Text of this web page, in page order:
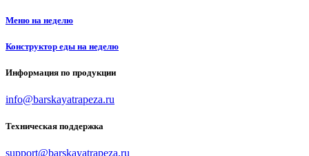
Меню на неделю
Конструктор еды на неделю
Информация по продукции
info@barskayatrapeza.ru
Техническая поддержка
support@barskayatrapeza.ru